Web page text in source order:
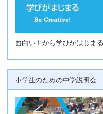
面白い！から学びがはじまる
小学生のための中学説明会